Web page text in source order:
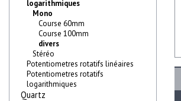
logarithmiques
Mono
Course 60mm
Course 100mm
divers
Stéréo
Potentiometres rotatifs linéaires
Potentiometres rotatifs
logarithmiques
Quartz